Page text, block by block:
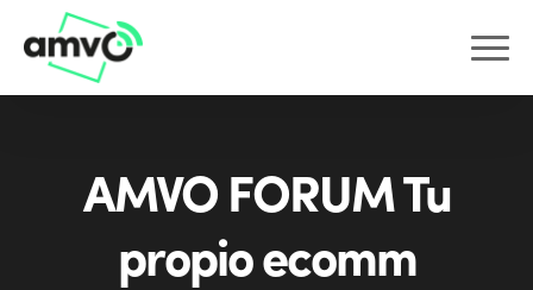
AMVO FORUM Tu
propio ecomm